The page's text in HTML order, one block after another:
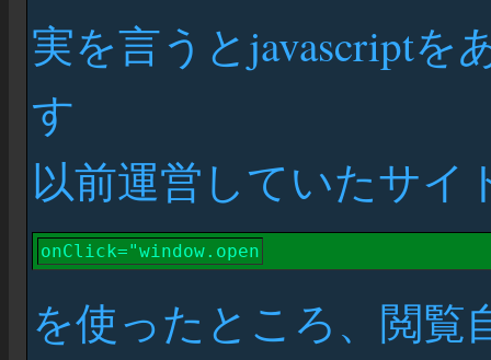
実を言うとjavascript
す
以前運営していたサイ
onClick="window.open
を使ったところ、閲覧